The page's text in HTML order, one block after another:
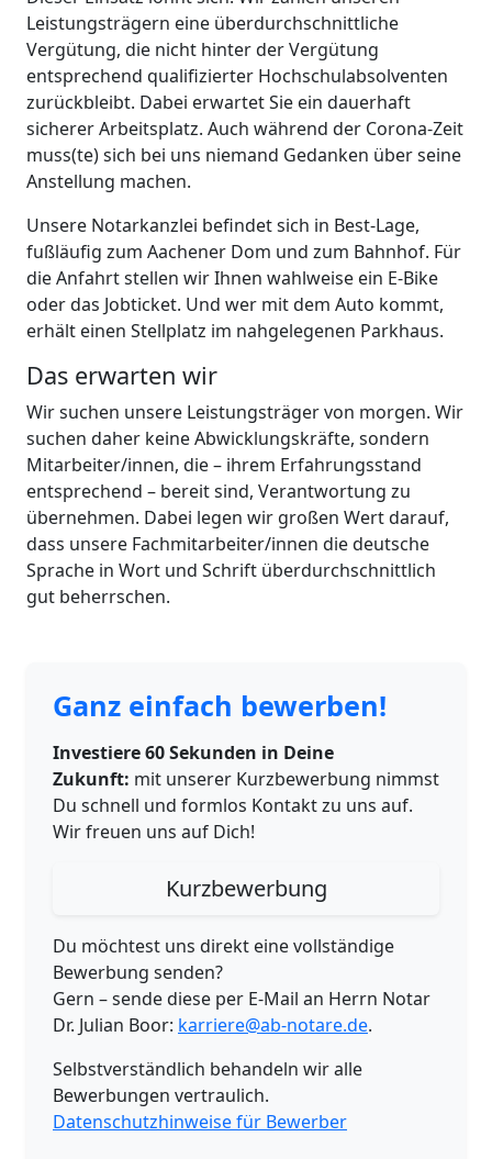
Leistungsträgern eine überdurchschnittliche
Vergütung, die nicht hinter der Vergütung
entsprechend qualifizierter Hochschulabsolventen
zurückbleibt. Dabei erwartet Sie ein dauerhaft
sicherer Arbeitsplatz. Auch während der Corona-Zeit
muss(te) sich bei uns niemand Gedanken über seine
Anstellung machen.
Unsere Notarkanzlei befindet sich in Best-Lage,
fußläufig zum Aachener Dom und zum Bahnhof. Für
die Anfahrt stellen wir Ihnen wahlweise ein E-Bike
oder das Jobticket. Und wer mit dem Auto kommt,
erhält einen Stellplatz im nahgelegenen Parkhaus.
Das erwarten wir
Wir suchen unsere Leistungsträger von morgen. Wir
suchen daher keine Abwicklungskräfte, sondern
Mitarbeiter/innen, die – ihrem Erfahrungsstand
entsprechend – bereit sind, Verantwortung zu
übernehmen. Dabei legen wir großen Wert darauf,
dass unsere Fachmitarbeiter/innen die deutsche
Sprache in Wort und Schrift überdurchschnittlich
gut beherrschen.
Ganz einfach bewerben!
Investiere 60 Sekunden in Deine
Zukunft: mit unserer Kurzbewerbung nimmst
Du schnell und formlos Kontakt zu uns auf.
Wir freuen uns auf Dich!
Kurzbewerbung
Du möchtest uns direkt eine vollständige
Bewerbung senden?
Gern – sende diese per E-Mail an Herrn Notar
Dr. Julian Boor: karriere@ab-notare.de.
Selbstverständlich behandeln wir alle
Bewerbungen vertraulich.
Datenschutzhinweise für Bewerber